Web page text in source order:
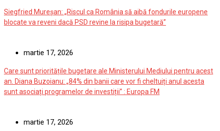
Siegfried Mureșan: „Riscul ca România să aibă fondurile europene
blocate va reveni dacă PSD revine la risipa bugetară”
martie 17, 2026
Care sunt prioritățile bugetare ale Ministerului Mediului pentru acest
an. Diana Buzoianu: „84% din banii care vor fi cheltuiți anul acesta
sunt asociați programelor de investiții” : Europa FM
martie 17, 2026